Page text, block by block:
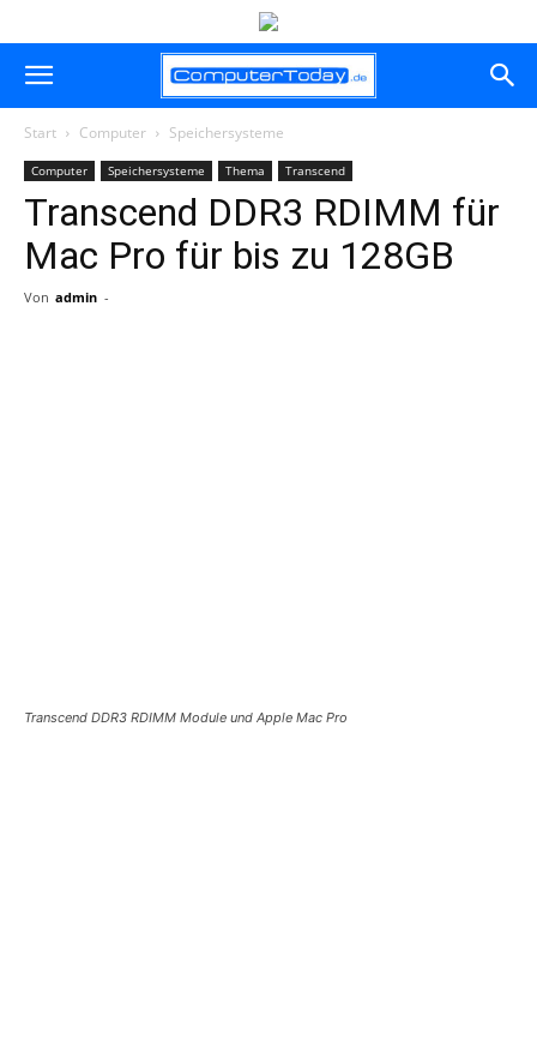
Start Computer Speichersysteme
Computer Speichersysteme Thema Transcend
Transcend DDR3 RDIMM für
Mac Pro für bis zu 128GB
Von admin -
Transcend DDR3 RDIMM Module und Apple Mac Pro